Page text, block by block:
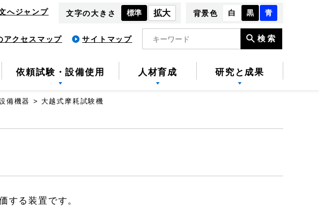
へジャンプ 文字の大きさ 標準 拡大 背景色 白 黒 青
アクセスマップ サイトマップ 検索
依頼試験・設備使用 人材育成 研究と成果
備機器 大越式摩耗試験機
する装置です。